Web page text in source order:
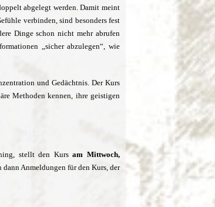
abgelegt werden. Damit meint
verbinden, sind besonders fest
Dinge schon nicht mehr abrufen
„sicher abzulegen“, wie
und Gedächtnis. Der Kurs
Methoden kennen, ihre geistigen
stellt den Kursam Mittwoch,
dann Anmeldungen für den Kurs, der